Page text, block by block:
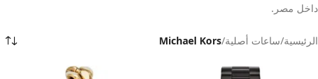
داخل مصر.
الرئيسية/ساعات أصلية/
Michael Kors